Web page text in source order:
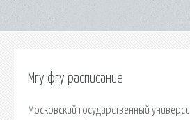
Мгу фгу расписание
Московский государственный